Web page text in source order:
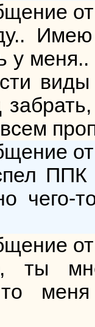
Имею
у
ППК
чего-
ты